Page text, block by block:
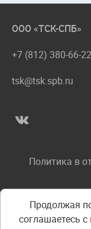
ООО «ТСК-СПБ»
+7 (812) 380-66-22
tsk@tsk.spb.ru
Политика в
Продолжая
соглашаетесь с